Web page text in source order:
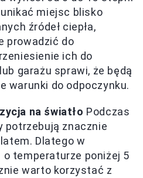
miejsc blisko
źródeł ciepła,
prowadzić do
ich do
garażu sprawi, że będą
warunki do odpoczynku.
na światło Podczas
potrzebują znacznie
Dlatego w
temperaturze poniżej 5
warto korzystać z